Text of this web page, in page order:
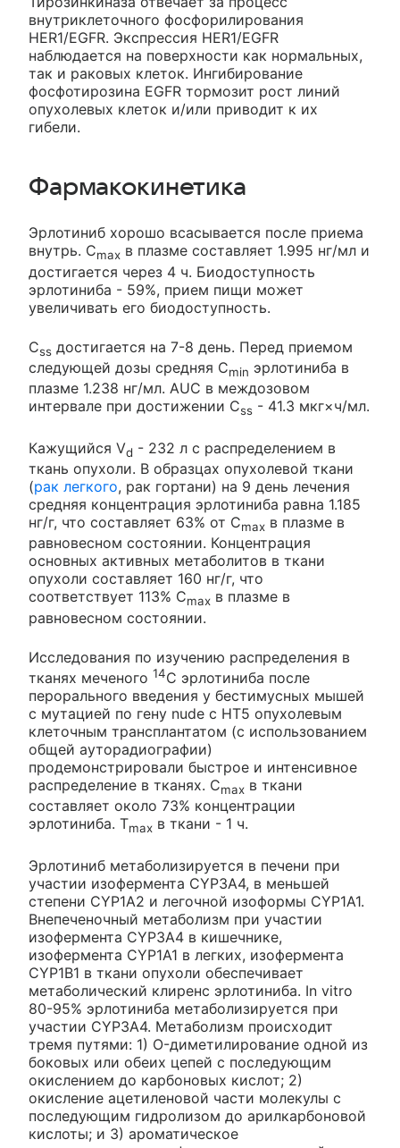
внутриклеточного фосфорилирования
HER1/EGFR. Экспрессия HER1/EGFR
наблюдается на поверхности как нормальных,
так и раковых клеток. Ингибирование
фосфотирозина EGFR тормозит рост линий
опухолевых клеток и/или приводит к их
гибели.
Фармакокинетика
Эрлотиниб хорошо всасывается после приема
внутрь. Cmax в плазме составляет 1.995 нг/мл и
достигается через 4 ч. Биодоступность
эрлотиниба - 59%, прием пищи может
увеличивать его биодоступность.
Css достигается на 7-8 день. Перед приемом
следующей дозы средняя Cmin эрлотиниба в
плазме 1.238 нг/мл. AUC в междозовом
интервале при достижении Css - 41.3 мкг×ч/мл.
Кажущийся Vd - 232 л с распределением в
ткань опухоли. В образцах опухолевой ткани
(рак легкого, рак гортани) на 9 день лечения
средняя концентрация эрлотиниба равна 1.185
нг/г, что составляет 63% от Cmax в плазме в
равновесном состоянии. Концентрация
основных активных метаболитов в ткани
опухоли составляет 160 нг/г, что
соответствует 113% Cmax в плазме в
равновесном состоянии.
Исследования по изучению распределения в
тканях меченого 14С эрлотиниба после
перорального введения у бестимусных мышей
с мутацией по гену nude с НТ5 опухолевым
клеточным трансплантатом (с использованием
общей ауторадиографии)
продемонстрировали быстрое и интенсивное
распределение в тканях. Cmax в ткани
составляет около 73% концентрации
эрлотиниба. Tmax в ткани - 1 ч.
Эрлотиниб метаболизируется в печени при
участии изофермента CYP3A4, в меньшей
степени CYP1A2 и легочной изоформы CYP1A1.
Внепеченочный метаболизм при участии
изофермента CYP3A4 в кишечнике,
изофермента CYP1A1 в легких, изофермента
CYP1B1 в ткани опухоли обеспечивает
метаболический клиренс эрлотиниба. In vitro
80-95% эрлотиниба метаболизируется при
участии CYP3A4. Метаболизм происходит
тремя путями: 1) O-диметилирование одной из
боковых или обеих цепей с последующим
окислением до карбоновых кислот; 2)
окисление ацетиленовой части молекулы с
последующим гидролизом до арилкарбоновой
кислоты; и 3) ароматическое